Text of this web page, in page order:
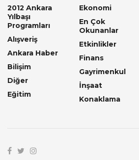
2012 Ankara
Yılbaşı
Programları
Alışveriş
Ankara Haber
Bilişim
Diğer
Eğitim
Ekonomi
En Çok
Okunanlar
Etkinlikler
Finans
Gayrimenkul
İnşaat
Konaklama